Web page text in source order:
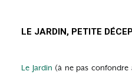
LE JARDIN, PETITE
Le Jardin (à ne pas confondre